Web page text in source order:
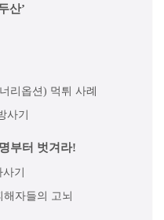
산’
리옵션) 먹튀 사례
사기
부터 벗겨라!
사기
자들의 고뇌